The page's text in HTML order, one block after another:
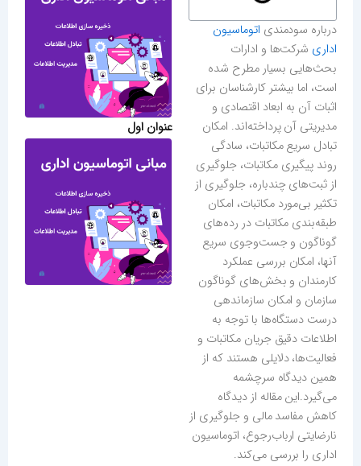
درباره سودمندی اتوماسیون
اداری شرکت‌ها و ادارات
بحث‌هایی بسیار مطرح شده
است، اما بیشتر کارشناسان برای
اثبات آن به ابعاد اقتصادی و
مدیریتی آن پرداخته‌اند. امکان
تبادل سریع مکاتبات، سادگی
روند پیگیری مکاتبات، جلوگیری
از ثبت‌های چندباره، جلوگیری از
تکثیر بی‌مورد مکاتبات، امکان
طبقه‌بندی مکاتبات در رده‌های
گوناگون و جست‌وجوی سریع
آنها، امکان بررسی عملکرد
کارمندان و بخش‌های گوناگون
سازمان و امکان سازماندهی
درست دستگاه‌ها با توجه به
اطلاعات دقیق جریان مکاتبات و
فعالیت‌ها، دلایلی هستند که از
همین دیدگاه سرچشمه
می‌گیرد.این مقاله از دیدگاه
کاهش مفاسد مالی و جلوگیری از
نارضایتی ارباب‌رجوع، اتوماسیون
اداری را بررسی می‌کند.
عنوان اول